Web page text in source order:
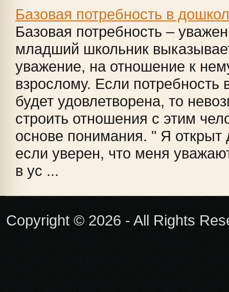
Базовая потребность в
Базовая потребность –
младший школьник
уважение, на отношение к
взрослому. Если потребность
будет удовлетворена, то
строить отношения с этим
основе понимания. " Я
если уверен, что меня
в ус ...
Copyright © 2026 - All Rights